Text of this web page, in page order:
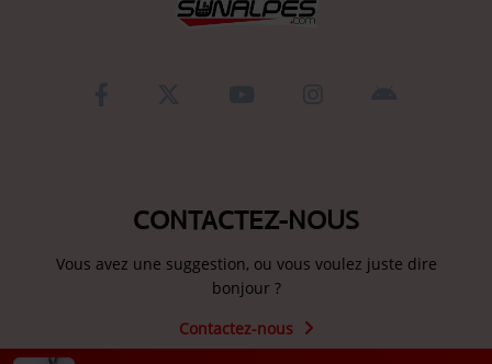
CONTACTEZ-NOUS
Vous avez une suggestion, ou vous voulez juste dire
bonjour ?
Contactez-nous